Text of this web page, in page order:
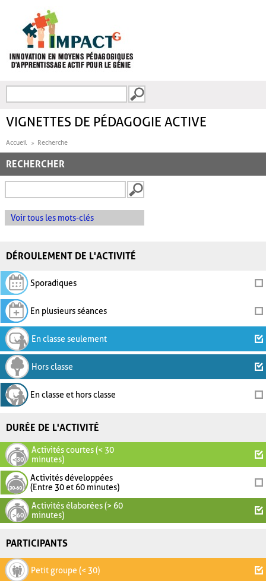
FORMULAIRE DE
VIGNETTES DE PÉDAGOGIE ACTIVE
Accueil Recherche
RECHERCHER
Voir tous les mots-clés
DÉROULEMENT DE L'ACTIVITÉ
Sporadiques
En plusieurs séances
En classe seulement
Hors classe
En classe et hors classe
DURÉE DE L'ACTIVITÉ
Activités courtes (< 30
minutes)
Activités développées
(Entre 30 et 60 minutes)
Activités élaborées (> 60
minutes)
PARTICIPANTS
Petit groupe (< 30)